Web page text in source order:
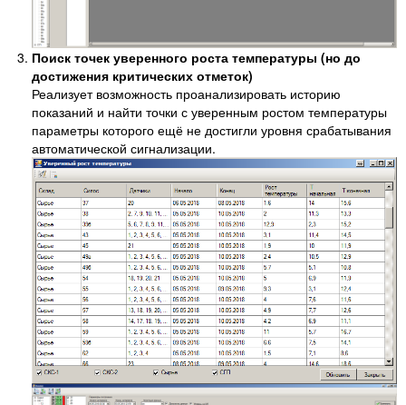
Поиск точек уверенного роста температуры (но до
достижения критических отметок)
Реализует возможность проанализировать историю
показаний и найти точки с уверенным ростом температуры
параметры которого ещё не достигли уровня срабатывания
автоматической сигнализации.